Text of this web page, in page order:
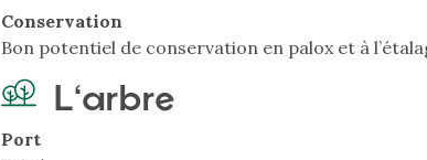
Conservation
Bon potentiel de conservation en palox et à
L'arbre
Port